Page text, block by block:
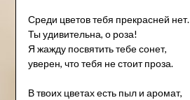
Среди цветов тебя прекрасней нет.
Ты удивительна, о роза!
Я жажду посвятить тебе сонет,
уверен, что тебя не стоит проза.
В твоих цветах есть пыл и аромат,